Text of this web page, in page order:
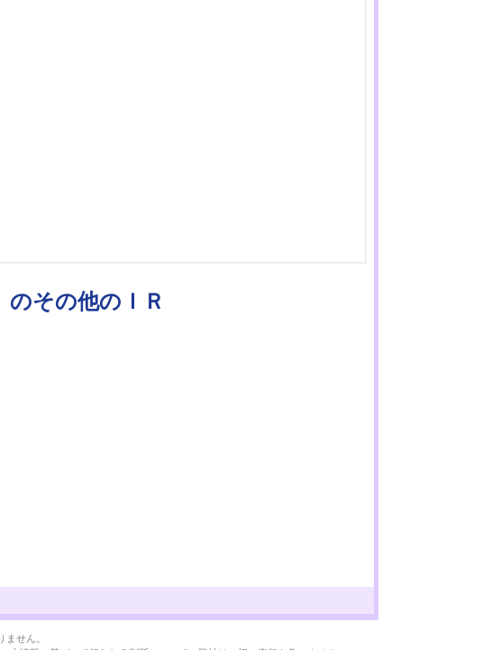
のその他のＩＲ
せん。